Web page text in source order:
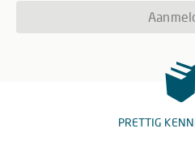
PRETTIG